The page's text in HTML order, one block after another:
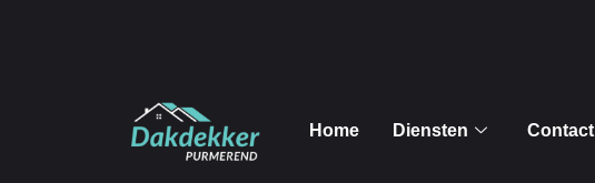
Home Diensten Contact